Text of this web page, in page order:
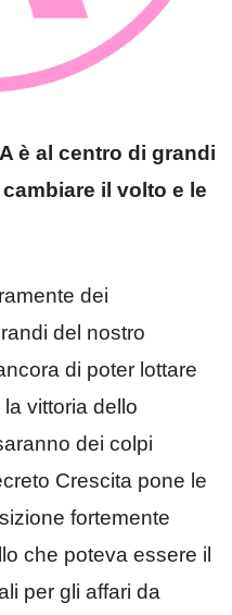
è al centro di grandi
il volto e le
dei
del nostro
di poter lottare
vittoria dello
dei colpi
Crescita pone le
fortemente
che poteva essere il
per gli affari da